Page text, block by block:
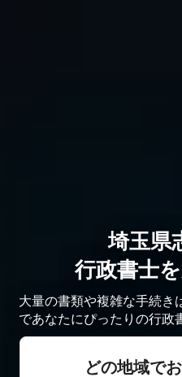
埼玉県
行政書士
大量の書類や複雑な手続き
であなたにぴったりの行政
どの地域で